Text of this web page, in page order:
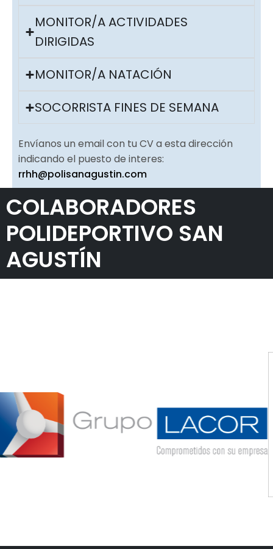
MONITOR/A ACTIVIDADES
DIRIGIDAS
MONITOR/A NATACIÓN
SOCORRISTA FINES DE SEMANA
Envíanos un email con tu CV a esta dirección
indicando el puesto de interes:
rrhh@polisanagustin.com
COLABORADORES
POLIDEPORTIVO SAN
AGUSTÍN